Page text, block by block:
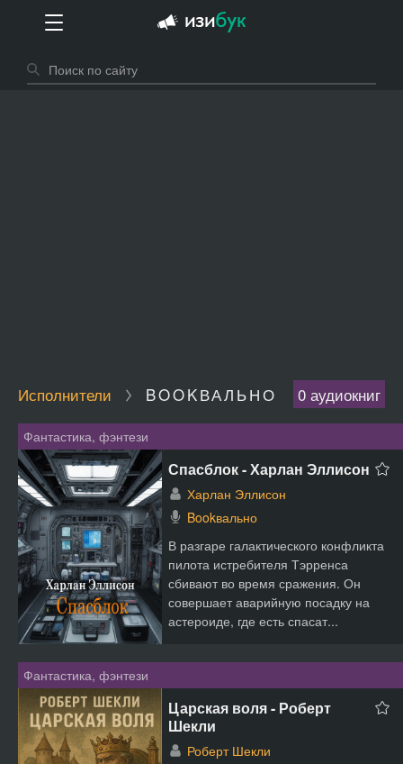
Исполнители BOOKВАЛЬНО 0 аудиокниг
Фантастика, фэнтези
Спасблок - Харлан Эллисон
Харлан Эллисон
Bookвально
В разгаре галактического конфликта
пилота истребителя Тэрренса
сбивают во время сражения. Он
совершает аварийную посадку на
астероиде, где есть спасат...
Фантастика, фэнтези
Царская воля - Роберт
Шекли
Роберт Шекли